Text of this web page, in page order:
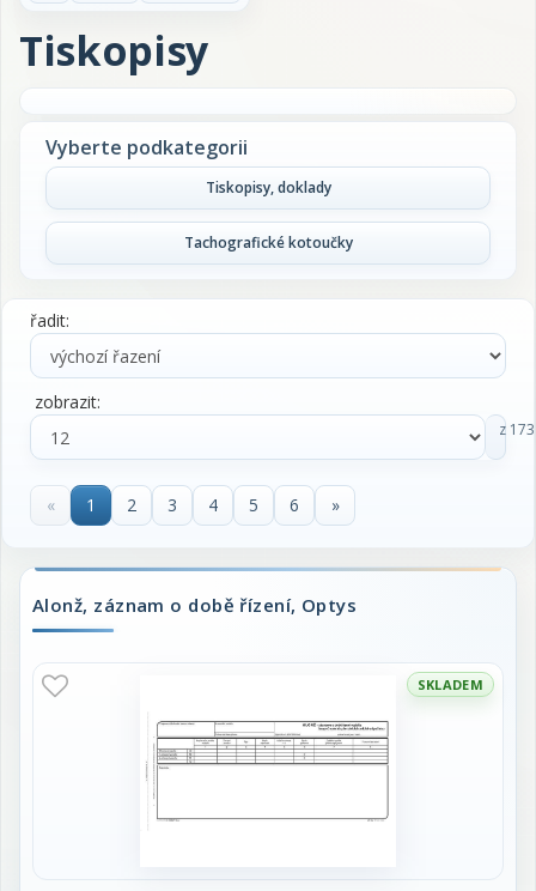
Tiskopisy
Vyberte podkategorii
Tiskopisy, doklady
Tachografické kotoučky
řadit:
zobrazit:
z 173
« 1 2 3 4 5 6 »
Alonž, záznam o době řízení, Optys
SKLADEM